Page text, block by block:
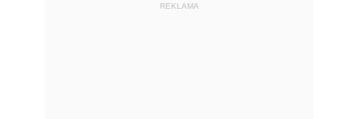
REKLAMA